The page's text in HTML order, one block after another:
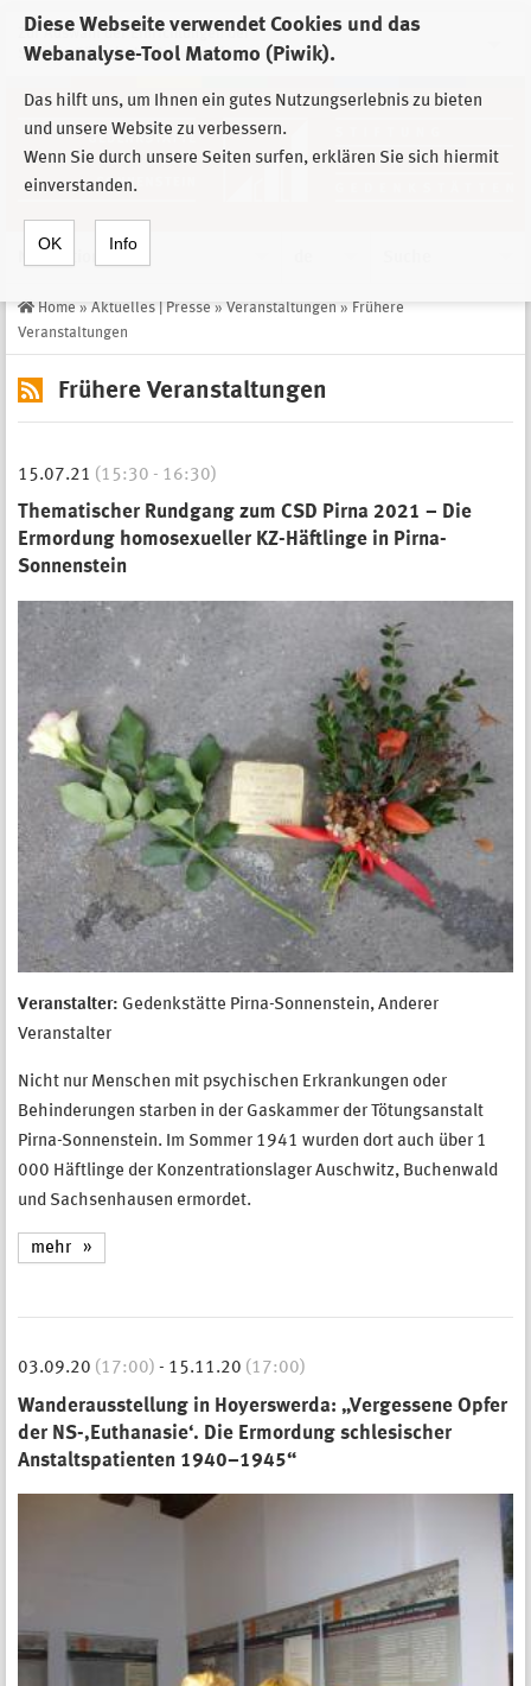
Diese Webseite verwendet Cookies und das
Webanalyse-Tool Matomo (Piwik).
Das hilft uns, um Ihnen ein gutes Nutzungserlebnis zu bieten
und unsere Website zu verbessern.
Wenn Sie durch unsere Seiten surfen, erklären Sie sich hiermit
einverstanden.
OK Info
Zur Auswahl der Einrichtungen der
Stiftung Sächsische Gedenkstätten
Home » Aktuelles | Presse » Veranstaltungen » Frühere
Veranstaltungen
Frühere Veranstaltungen
15.07.21 (15:30 - 16:30)
Thematischer Rundgang zum CSD Pirna 2021 – Die
Ermordung homosexueller KZ-Häftlinge in Pirna-
Sonnenstein
Veranstalter: Gedenkstätte Pirna-Sonnenstein, Anderer
Veranstalter
Nicht nur Menschen mit psychischen Erkrankungen oder
Behinderungen starben in der Gaskammer der Tötungsanstalt
Pirna-Sonnenstein. Im Sommer 1941 wurden dort auch über 1
000 Häftlinge der Konzentrationslager Auschwitz, Buchenwald
und Sachsenhausen ermordet.
mehr
03.09.20 (17:00) - 15.11.20 (17:00)
Wanderausstellung in Hoyerswerda: „Vergessene Opfer
der NS-‚Euthanasie‘. Die Ermordung schlesischer
Anstaltspatienten 1940–1945“